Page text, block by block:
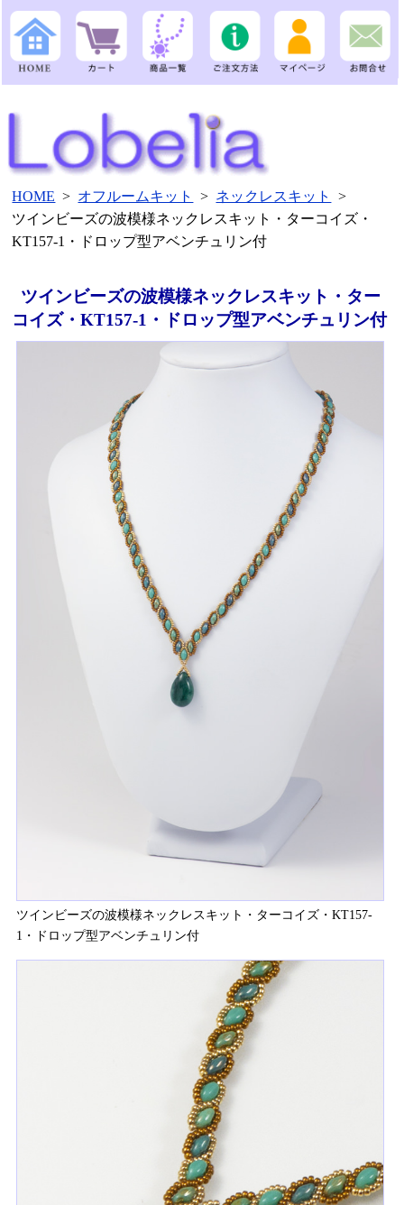
HOME > オフルームキット > ネックレスキット
>
ツインビーズの波模様ネックレスキット・ターコイズ・
KT157-1・ドロップ型アベンチュリン付
ツインビーズの波模様ネックレスキット・ター
コイズ・KT157-1・ドロップ型アベンチュリン付
ツインビーズの波模様ネックレスキット・ターコイズ・KT157-
1・ドロップ型アベンチュリン付